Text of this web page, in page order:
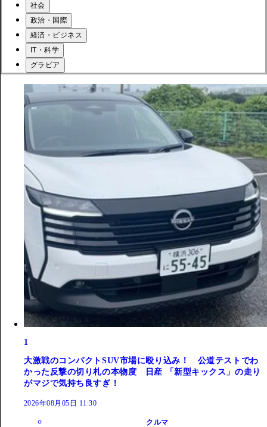
社会
政治・国際
経済・ビジネス
IT・科学
グラビア
1
大激戦のコンパクトSUV市場に殴り込み！ 公道テストでわ
かった反撃の切り札の本物度 日産 「新型キックス」の走り
がマジで気持ち良すぎ！
2026年08月05日 11:30
クルマ